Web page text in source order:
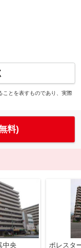
とを表すものであり、実際
料)
中央 ポレスタ